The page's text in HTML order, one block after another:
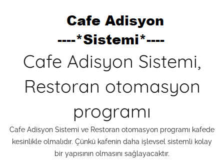
Cafe Adisyon Sistemi,
Restoran otomasyon
programı
Cafe Adisyon Sistemi ve Restoran otomasyon programı kafede
kesinlikle olmalıdır. Çünkü kafenin daha işlevsel sistemli kolay
bir yapısının olmasını sağlayacaktır.